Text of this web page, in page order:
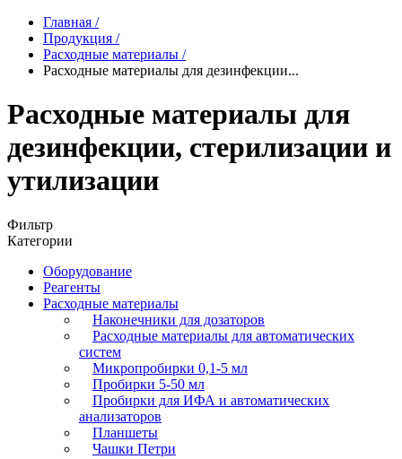
Главная /
Продукция /
Расходные материалы /
Расходные материалы для дезинфекции...
Расходные материалы для
дезинфекции, стерилизации и
утилизации
Фильтр
Категории
Оборудование
Реагенты
Расходные материалы
Наконечники для дозаторов
Расходные материалы для автоматических
систем
Микропробирки 0,1-5 мл
Пробирки 5-50 мл
Пробирки для ИФА и автоматических
анализаторов
Планшеты
Чашки Петри